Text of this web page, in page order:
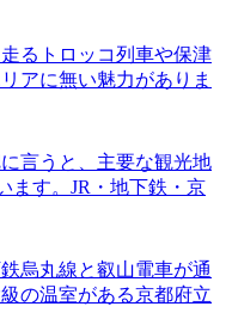
るトロッコ列車や保津
アに無い魅力がありま
言うと、主要な観光地
ます。JR・地下鉄・京
烏丸線と叡山電車が通
の温室がある京都府立